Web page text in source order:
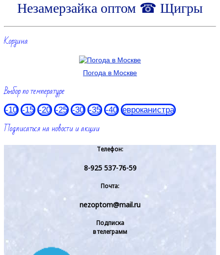
Незамерзайка оптом ☎ Щигры
Корзина
Погода в Москве
Выбор по температуре
-10 -15 -20 -25 -30 -35 -40 евроканистра
Подписаться на новости и акции
Телефон:
8-925 537-76-59
Почта:
nezoptom@mail.ru
Подписка
в телеграмм